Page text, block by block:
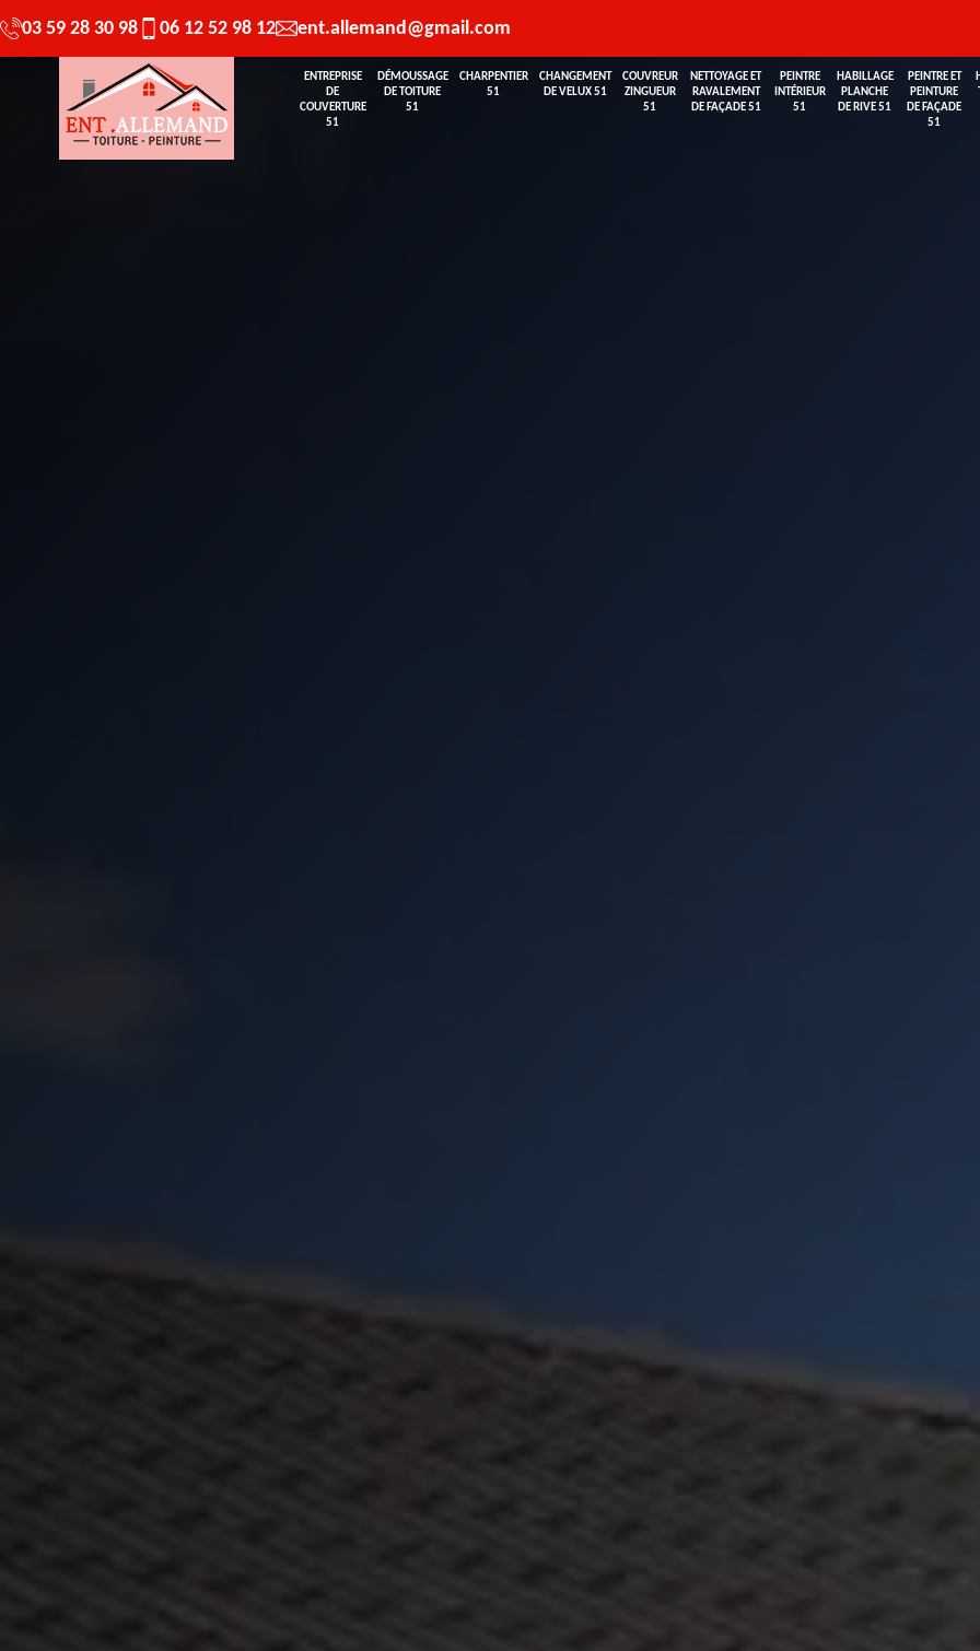
03 59 28 30 98 06 12 52 98 12 ent.allemand@gmail.com
ENTREPRISE
DE
COUVERTURE
51
DÉMOUSSAGE
DE TOITURE
51
CHARPENTIER
51
CHANGEMENT
DE VELUX 51
COUVREUR
ZINGUEUR
51
NETTOYAGE ET
RAVALEMENT
DE FAÇADE 51
PEINTRE
INTÉRIEUR
51
HABILLAGE
PLANCHE
DE RIVE 51
PEINTRE ET
PEINTURE
DE FAÇADE
51